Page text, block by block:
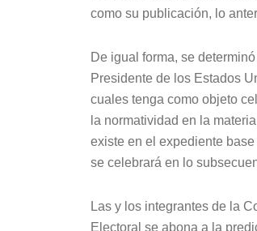
como su publicación, lo
De igual forma, se
Presidente de los Estados
cuales tenga como objeto
la normatividad en la
existe en el expediente
se celebrará en lo
Las y los integrantes de la
Electoral se abona a la